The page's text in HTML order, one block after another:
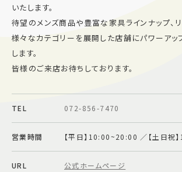
Follow US
いたします。
待望のメンズ商品や豊富な家具ラインナップ、
様々なカテゴリーを展開した店舗にパワーアッ
します。
皆様のご来店お待ちしております。
TEL 072-856-7470
営業時間 【平日】10:00~20:00 ／【土日祝
URL 公式ホームページ